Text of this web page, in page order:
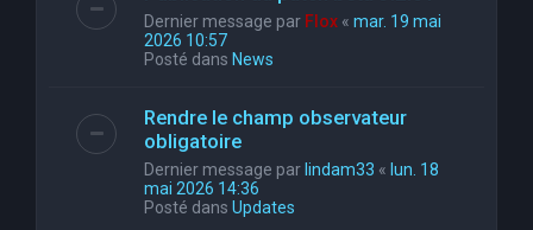
Dernier message par Flox « mar. 19 mai
2026 10:57
Posté dans News
Rendre le champ observateur
obligatoire
Dernier message par lindam33 « lun. 18
mai 2026 14:36
Posté dans Updates